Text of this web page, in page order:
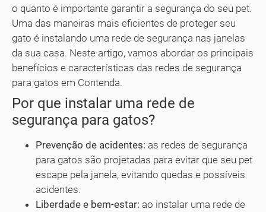
o quanto é importante garantir a segurança do seu pet.
Uma das maneiras mais eficientes de proteger seu
gato é instalando uma rede de segurança nas janelas
da sua casa. Neste artigo, vamos abordar os principais
benefícios e características das redes de segurança
para gatos em Contenda.
Por que instalar uma rede de
segurança para gatos?
Prevenção de acidentes: as redes de segurança
para gatos são projetadas para evitar que seu pet
escape pela janela, evitando quedas e possíveis
acidentes.
Liberdade e bem-estar: ao instalar uma rede de